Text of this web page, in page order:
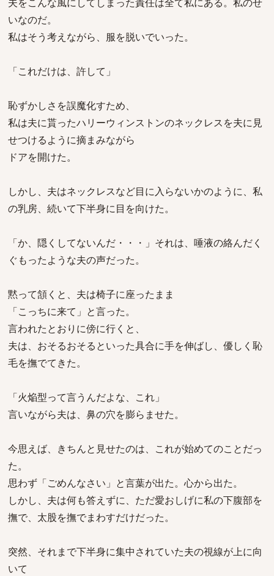
いなのだ。
私はそう考えながら、服を脱いでいった。
「これだけは、許して」
恥ずかしさを誤魔化すため、
私は夫に貰ったハリーウィンストンのネックレスを夫に見
せつけるように摘まみながら
ドアを開けた。
しかし、夫はネックレスなど目に入らないかのように、私
の乳房、続いて下半身に目を向けた。
「か、隠くしてないんだ・・・」それは、唾液の絡んだく
ぐもったような夫の声だった。
黙って頷くと、夫は椅子に座ったまま
「こっちに来て」と言った。
言われたとおりに傍に行くと、
夫は、おそるおそるといった具合に手を伸ばし、優しく恥
毛を撫でてきた。
「火焔型って言うんだよな、これ」
言いながら夫は、鼻の穴を膨らませた。
今思えば、きちんと見せたのは、これが始めてのことだっ
た。
思わず「ごめんなさい」と言葉が出た。心から出た。
しかし、夫は何も答えずに、ただ愛おしげに私の下腹部を
撫で、太股を撫でまわすだけだった。
突然、それまで下半身に集中されていた夫の視線が上に向
いて